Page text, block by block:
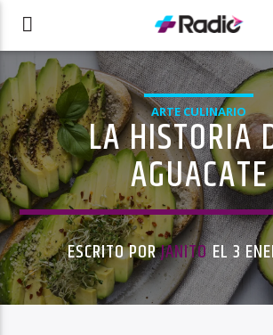
ARTE CULINARIO
LA HISTORIA
AGUACATE
ESCRITO PORJANITOEL 3